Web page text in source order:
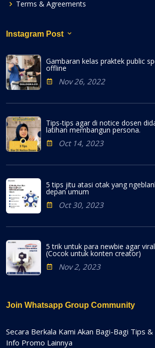
Terms & Agreements
Instagram Post
Gambaran kelas praktek public
offline
Nov 26, 2022
Tips-tips agar di notice dosen
latihan membangun persona.
Oct 14, 2023
5 tips jitu atasi otak yang
depan umum
Oct 30, 2023
5 trik untuk para newbie agar
(Cocok untuk konten creator)
Nov 2, 2023
Join Whatsapp Group Community
Secara Berkala Kami Akan Bagi-Bagi Tips
Info Promo Lainnya